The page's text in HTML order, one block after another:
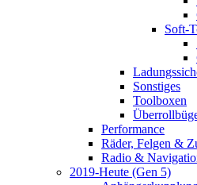
Soft-
Sonstiges
Toolboxen
Performance
Räder, Felgen &
Radio &
2019-Heute (Gen 5)